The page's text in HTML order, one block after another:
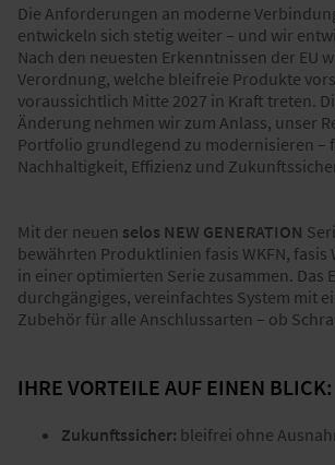
Die Anforderungen an moderne
entwickeln sich stetig weiter – und wir
Nach den neuesten Erkenntnissen der EU
Verordnung, welche bleifreie Produkte
voraussichtlich Mitte 2027 in Kraft treten.
Änderung nehmen wir zum Anlass, unser
Portfolio grundlegend zu modernisieren –
Nachhaltigkeit, Effizienz und
Mit der neuen selos NEW GENERATION
bewährten Produktlinien fasis WKFN, fasis
in einer optimierten Serie zusammen. Das
durchgängiges, vereinfachtes System mit
Zubehör für alle Anschlussarten – ob
IHRE VORTEILE AUF EINEN BLICK:
Zukunftssicher: bleifrei ohne